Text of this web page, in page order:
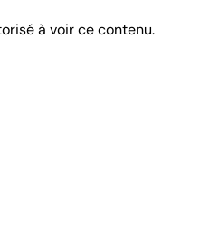
à voir ce contenu.